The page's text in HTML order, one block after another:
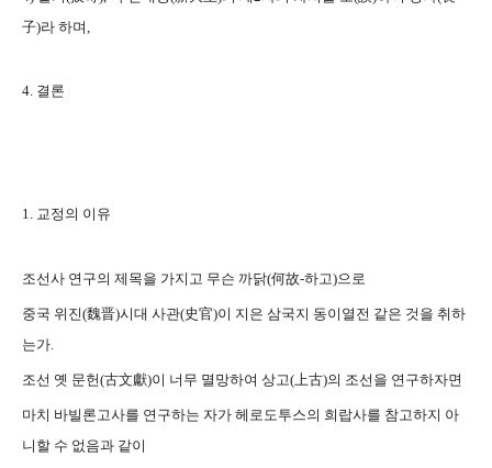
子)라 하며,
4. 결론
1. 교정의 이유
조선사 연구의 제목을 가지고 무슨 까닭(何故-하고)으로
중국 위진(魏晋)시대 사관(史官)이 지은 삼국지 동이열전 같은 것을 취하
는가.
조선 옛 문헌(古文獻)이 너무 멸망하여 상고(上古)의 조선을 연구하자면
마치 바빌론고사를 연구하는 자가 헤로도투스의 희랍사를 참고하지 아
니할 수 없음과 같이